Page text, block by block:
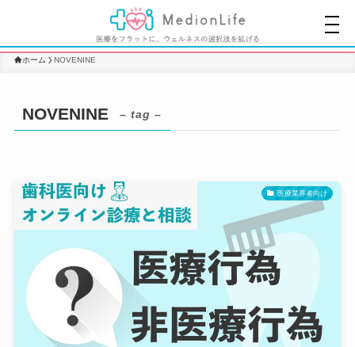
ホーム NOVENINE
NOVENINE – tag –
医療業界者向け